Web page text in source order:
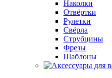
Наколки
Отвёртки
Рулетки
Свёрла
Струбцины
Фрезы
Шаблоны